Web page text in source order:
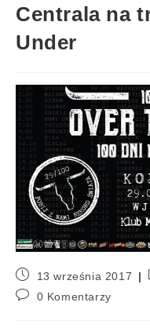
Centrala na
Under
13 września 2017
0 Komentarzy